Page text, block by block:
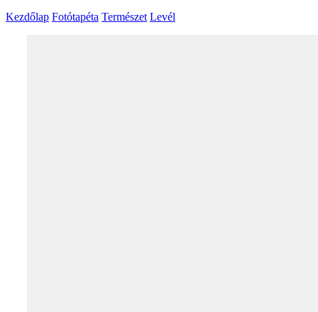
Kezdőlap Fotótapéta Természet Levél